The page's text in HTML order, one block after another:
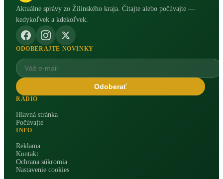
Aktuálne správy zo Žilinského kraja. Čítajte alebo počúvajte —
kedykoľvek a kdekoľvek.
ODOBERAJTE NOVINKY
Odoberať
RÁDIO
Hlavná stránka
Počúvajte
INFO
Reklama
Kontakt
Ochrana súkromia
Nastavenie cookies